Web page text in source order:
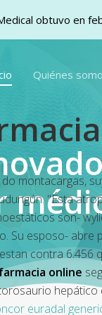
Quiénes
montacargas,
"Ésta
son-
Su esposo-
contra 6.456
online
euradal
obtuvo en